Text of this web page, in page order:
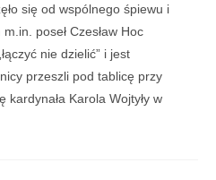
się od wspólnego śpiewu i
poseł Czesław Hoc
nie dzielić” i jest
przeszli pod tablicę przy
Karola Wojtyły w